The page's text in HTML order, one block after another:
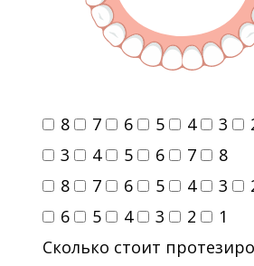
8 7 6 5 4 3
3
4 5 6 7
8
8
7 6 5 4 3
6
5 4 3 2
1
Сколько стоит